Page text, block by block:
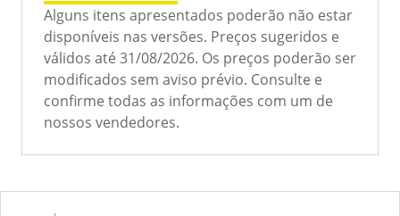
Alguns itens apresentados poderão não estar
disponíveis nas versões. Preços sugeridos e
válidos até 31/08/2026. Os preços poderão ser
modificados sem aviso prévio. Consulte e
confirme todas as informações com um de
nossos vendedores.